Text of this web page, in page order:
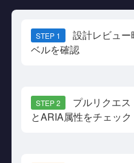
STEP 1
設計レビュ
ベルを確認
STEP 2
プルリクエ
とARIA属性をチェック